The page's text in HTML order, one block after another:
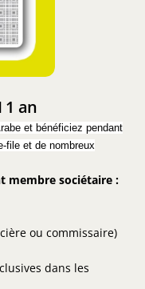
1 an
et bénéficiez pendant
file et de nombreux
membre sociétaire :
ou commissaire)
dans les